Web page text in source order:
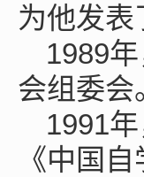
为他发表
1989
会组委会
1991
《中国